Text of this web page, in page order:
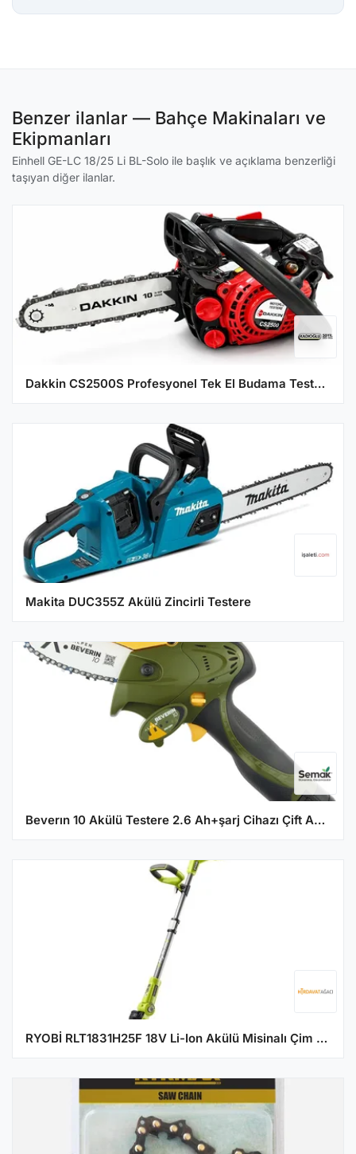
Benzer ilanlar — Bahçe Makinaları ve
Ekipmanları
Einhell GE-LC 18/25 Li BL-Solo ile başlık ve açıklama benzerliği
taşıyan diğer ilanlar.
Dakkin CS2500S Profesyonel Tek El Budama Testeresi
Makita DUC355Z Akülü Zincirli Testere
Beverın 10 Akülü Testere 2.6 Ah+şarj Cihazı Çift Akülü
RYOBİ RLT1831H25F 18V Li-Ion Akülü Misinalı Çim Biçme 2.5Ah 25cm (5133003711)